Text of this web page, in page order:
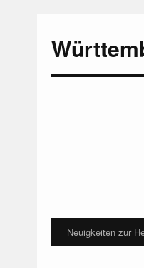
Neuigkeiten zur